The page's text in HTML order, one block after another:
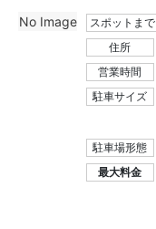
スポットまで
住所
営業時間
駐車サイズ
駐車場形態
最大料金
No Image